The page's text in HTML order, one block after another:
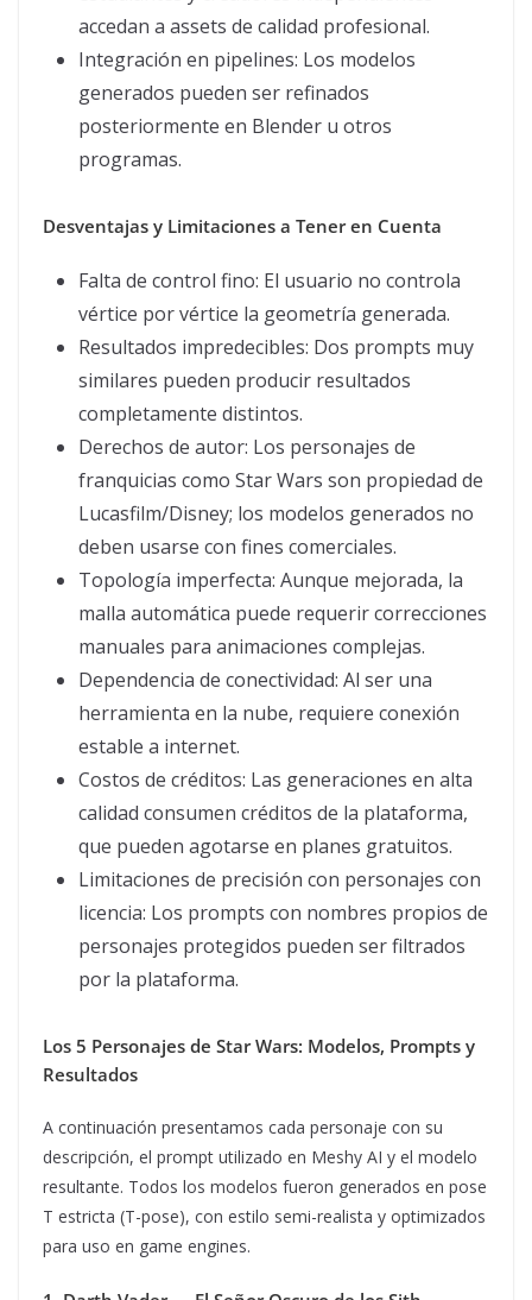
accedan a assets de calidad profesional.
Integración en pipelines: Los modelos
generados pueden ser refinados
posteriormente en Blender u otros
programas.
Desventajas y Limitaciones a Tener en Cuenta
Falta de control fino: El usuario no controla
vértice por vértice la geometría generada.
Resultados impredecibles: Dos prompts muy
similares pueden producir resultados
completamente distintos.
Derechos de autor: Los personajes de
franquicias como Star Wars son propiedad de
Lucasfilm/Disney; los modelos generados no
deben usarse con fines comerciales.
Topología imperfecta: Aunque mejorada, la
malla automática puede requerir correcciones
manuales para animaciones complejas.
Dependencia de conectividad: Al ser una
herramienta en la nube, requiere conexión
estable a internet.
Costos de créditos: Las generaciones en alta
calidad consumen créditos de la plataforma,
que pueden agotarse en planes gratuitos.
Limitaciones de precisión con personajes con
licencia: Los prompts con nombres propios de
personajes protegidos pueden ser filtrados
por la plataforma.
Los 5 Personajes de Star Wars: Modelos, Prompts y
Resultados
A continuación presentamos cada personaje con su
descripción, el prompt utilizado en Meshy AI y el modelo
resultante. Todos los modelos fueron generados en pose
T estricta (T-pose), con estilo semi-realista y optimizados
para uso en game engines.